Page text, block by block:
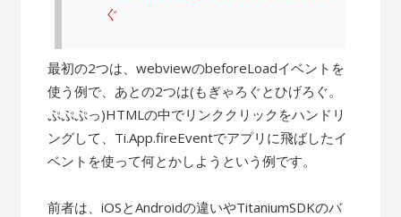
ぐ
最初の2つは、webviewのbeforeLoadイベントを
使う例で、あとの2つは(もぎゃろぐとひげろぐ。
ぷぷぷっ)HTMLの中でリンククリックをハンドリ
ングして、Ti.App.fireEventでアプリに飛ばしたイ
ベントを使って何とかしようという例です。
前者は、iOSとAndroidの違いやTitaniumSDKのバ